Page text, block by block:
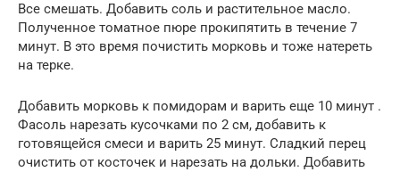
Все смешать. Добавить соль и растительное масло.
Полученное томатное пюре прокипятить в течение 7
минут. В это время почистить морковь и тоже натереть
на терке.
Добавить морковь к помидорам и варить еще 10 минут .
Фасоль нарезать кусочками по 2 см, добавить к
готовящейся смеси и варить 25 минут. Сладкий перец
очистить от косточек и нарезать на дольки. Добавить